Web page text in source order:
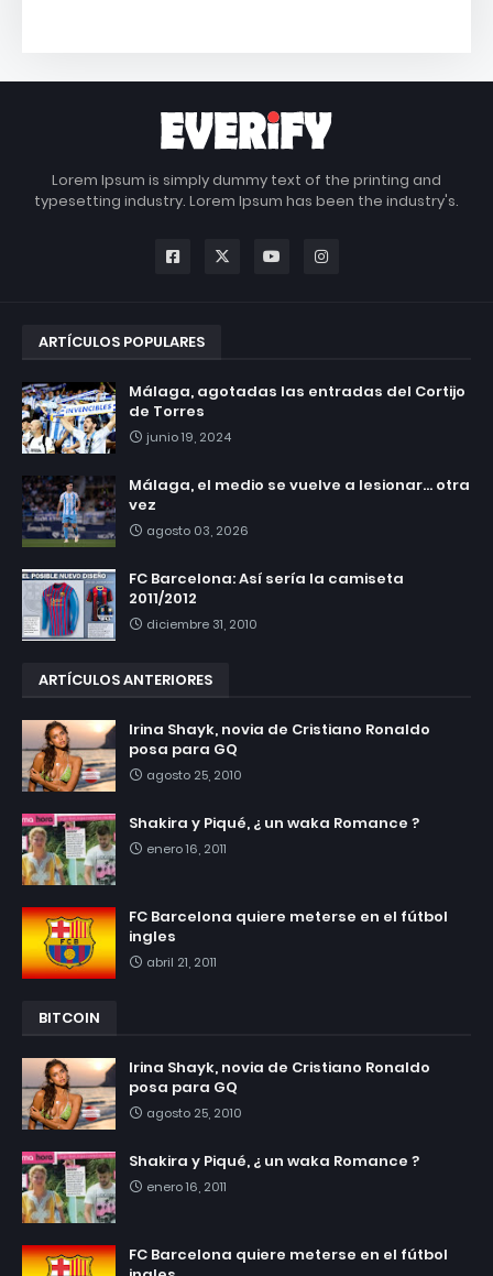
Lorem Ipsum is simply dummy text of the printing and
typesetting industry. Lorem Ipsum has been the industry's.
ARTÍCULOS POPULARES
Málaga, agotadas las entradas del Cortijo
de Torres
junio 19, 2024
Málaga, el medio se vuelve a lesionar... otra
vez
agosto 03, 2026
FC Barcelona: Así sería la camiseta
2011/2012
diciembre 31, 2010
ARTÍCULOS ANTERIORES
Irina Shayk, novia de Cristiano Ronaldo
posa para GQ
agosto 25, 2010
Shakira y Piqué, ¿ un waka Romance ?
enero 16, 2011
FC Barcelona quiere meterse en el fútbol
ingles
abril 21, 2011
BITCOIN
Irina Shayk, novia de Cristiano Ronaldo
posa para GQ
agosto 25, 2010
Shakira y Piqué, ¿ un waka Romance ?
enero 16, 2011
FC Barcelona quiere meterse en el fútbol